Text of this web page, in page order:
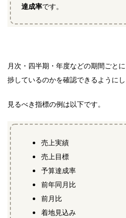
達成率です。
月次・四半期・年度などの期間ごと
捗しているのかを確認できるようにし
見るべき指標の例は以下です。
売上実績
売上目標
予算達成率
前年同月比
前月比
着地見込み